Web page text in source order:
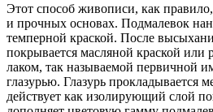
Этот способ живописи, как
и прочных основах. Подмалевок
темперной краской. После
покрывается масляной краской
лаком, так называемой первичной
глазурью. Глазурь прокладывается
действует как изолирующий слой